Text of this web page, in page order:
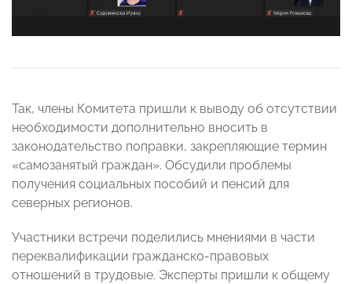
Так, члены Комитета пришли к выводу об отсутствии
необходимости дополнительно вносить в
законодательство поправки, закрепляющие термин
«самозанятый граждан». Обсудили проблемы
получения социальных пособий и пенсий для
северных регионов.
Участники встречи поделились мнениями в части
переквалификации гражданско-правовых
отношений в трудовые. Эксперты пришли к общему